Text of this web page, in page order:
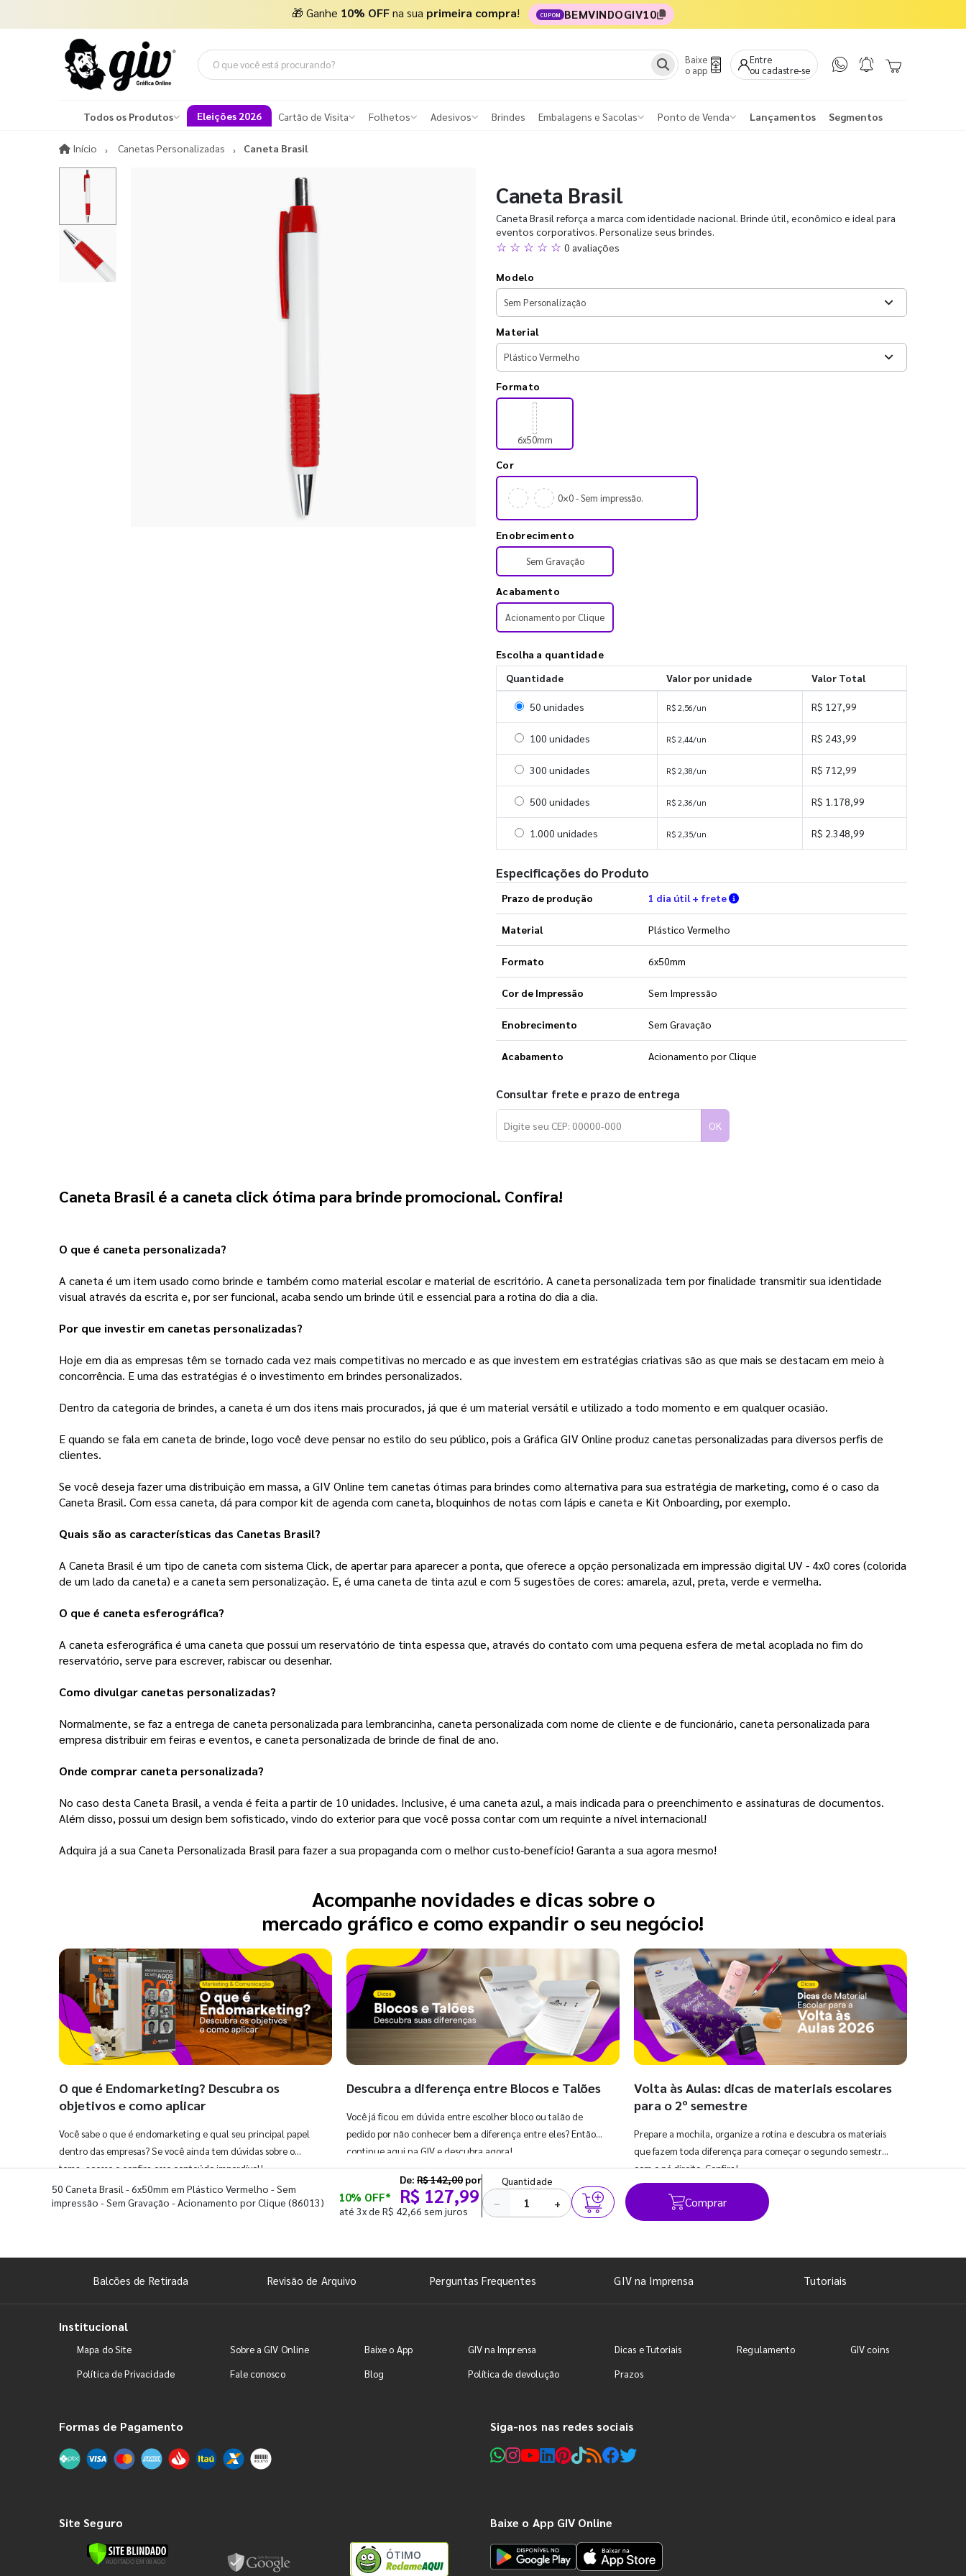
🎁 Ganhe 10% OFFna sua primeira compra! CUPOM BEMVINDOGIV10
Baixe
o app
Entre
ou cadastre-se
Todos os Produtos Eleições 2026 Cartão de Visita Folhetos Adesivos Brindes Embalagens e Sacolas Ponto de Venda Lançamentos Segmentos
Início InícioCanetas Personalizadas Caneta Brasil
Caneta Brasil
Caneta Brasil reforça a marca com identidade nacional. Brinde útil, econômico e ideal para
eventos corporativos. Personalize seus brindes.
☆ ☆ ☆ ☆ ☆ 0 avaliações
Modelo
Material
Formato
6x50mm
Cor
0×0 - Sem impressão.
Enobrecimento
Sem Gravação
Acabamento
Acionamento por Clique
Escolha a quantidade
Quantidade
Valor por unidade Valor Total
Selecionar 50 unidades
50 unidades R$ 2,56/un R$ 127,99
Selecionar 100 unidades
100 unidades R$ 2,44/un R$ 243,99
Selecionar 300 unidades
300 unidades R$ 2,38/un R$ 712,99
Selecionar 500 unidades
500 unidades R$ 2,36/un R$ 1.178,99
Selecionar 1000 unidades
1.000 unidades R$ 2,35/un R$ 2.348,99
Especificações do Produto
Prazo de produção 1 dia útil + frete Verifique as condições de entrega
Material Plástico Vermelho
Formato 6x50mm
Cor de Impressão Sem Impressão
Enobrecimento Sem Gravação
Acabamento Acionamento por Clique
Consultar frete e prazo de entrega
OK
Caneta Brasil é a caneta click ótima para brinde promocional. Confira!
O que é caneta personalizada?
A caneta é um item usado como brinde e também como material escolar e material de escritório. A caneta personalizada tem por finalidade transmitir sua identidade
visual através da escrita e, por ser funcional, acaba sendo um brinde útil e essencial para a rotina do dia a dia.
Por que investir em canetas personalizadas?
Hoje em dia as empresas têm se tornado cada vez mais competitivas no mercado e as que investem em estratégias criativas são as que mais se destacam em meio à
concorrência. E uma das estratégias é o investimento em brindes personalizados.
Dentro da categoria de brindes, a caneta é um dos itens mais procurados, já que é um material versátil e utilizado a todo momento e em qualquer ocasião.
E quando se fala em caneta de brinde, logo você deve pensar no estilo do seu público, pois a Gráfica GIV Online produz canetas personalizadas para diversos perfis de
clientes.
Se você deseja fazer uma distribuição em massa, a GIV Online tem canetas ótimas para brindes como alternativa para sua estratégia de marketing, como é o caso da
Caneta Brasil. Com essa caneta, dá para compor kit de agenda com caneta, bloquinhos de notas com lápis e caneta e Kit Onboarding, por exemplo.
Quais são as características das Canetas Brasil?
A Caneta Brasil é um tipo de caneta com sistema Click, de apertar para aparecer a ponta, que oferece a opção personalizada em impressão digital UV - 4x0 cores (colorida
de um lado da caneta) e a caneta sem personalização. E, é uma caneta de tinta azul e com 5 sugestões de cores: amarela, azul, preta, verde e vermelha.
O que é caneta esferográfica?
A caneta esferográfica é uma caneta que possui um reservatório de tinta espessa que, através do contato com uma pequena esfera de metal acoplada no fim do
reservatório, serve para escrever, rabiscarou desenhar.
Como divulgar canetas personalizadas?
Normalmente, se faz a entrega de caneta personalizada para lembrancinha, caneta personalizada com nome de cliente e de funcionário, caneta personalizada para
empresa distribuir em feiras e eventos, e caneta personalizada de brinde de final de ano.
Onde comprar caneta personalizada?
No caso desta Caneta Brasil, a venda é feita a partir de 10 unidades. Inclusive, é uma caneta azul, a mais indicada para o preenchimento e assinaturas de documentos.
Além disso, possui um design bem sofisticado, vindo do exterior para que você possa contar com um requinte a nível internacional!
Adquira já a sua Caneta Personalizada Brasil para fazer a sua propaganda com o melhor custo-benefício! Garanta a sua agora mesmo!
Acompanhe novidades e dicas sobre o
mercado gráfico e como expandir o seu negócio!
O que é Endomarketing? Descubra os
objetivos e como aplicar
Você sabe o que é endomarketing e qual seu principal papel
dentro das empresas? Se você ainda tem dúvidas sobre o
tema, acesse e confira esse conteúdo imperdível!
Descubra a diferença entre Blocos e Talões
Você já ficou em dúvida entre escolher bloco ou talão de
pedido por não conhecer bem a diferença entre eles? Então,
continue aqui na GIV e descubra agora!
Volta às Aulas: dicas de materiais escolares
para o 2º semestre
Prepare a mochila, organize a rotina e descubra os materiais
que fazem toda diferença para começar o segundo semestre
com o pé direito. Confira!
50 Caneta Brasil - 6x50mm em Plástico Vermelho - Sem
impressão - Sem Gravação - Acionamento por Clique (86013) 10% OFF*
De: R$ 142,00 por
R$ 127,99
até 3x de R$ 42,66 sem juros
Quantidade
− + Comprar
Balcões de Retirada Revisão de Arquivo Perguntas Frequentes GIV na Imprensa Tutoriais
Institucional
Mapa do Site Sobre a GIV Online Baixe o App GIV na Imprensa Dicas e Tutoriais Regulamento
GIV coins
Política de Privacidade
Fale conosco Blog Política de devolução Prazos
Formas de Pagamento Siga-nos nas redes sociais
Site Seguro
ÓTIMO
Baixe o App GIV Online